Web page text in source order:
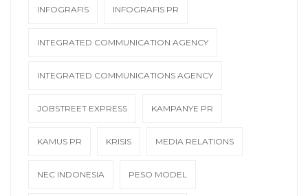
INFOGRAFIS INFOGRAFIS PR
INTEGRATED COMMUNICATION AGENCY
INTEGRATED COMMUNICATIONS AGENCY
JOBSTREET EXPRESS KAMPANYE PR
KAMUS PR KRISIS MEDIA RELATIONS
NEC INDONESIA PESO MODEL